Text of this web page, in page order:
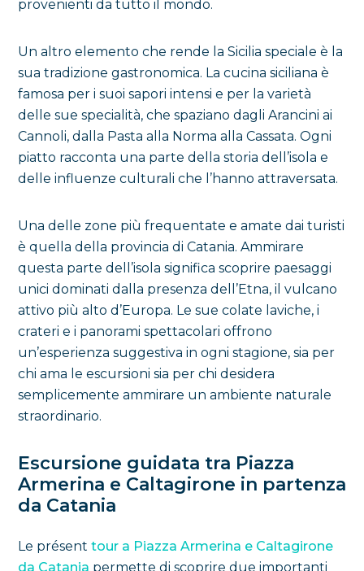
provenienti da tutto il mondo.
Un altro elemento che rende la Sicilia speciale è la
sua tradizione gastronomica. La cucina siciliana è
famosa per i suoi sapori intensi e per la varietà
delle sue specialità, che spaziano dagli Arancini ai
Cannoli, dalla Pasta alla Norma alla Cassata. Ogni
piatto racconta una parte della storia dell’isola e
delle influenze culturali che l’hanno attraversata.
Una delle zone più frequentate e amate dai turisti
è quella della provincia di Catania. Ammirare
questa parte dell’isola significa scoprire paesaggi
unici dominati dalla presenza dell’Etna, il vulcano
attivo più alto d’Europa. Le sue colate laviche, i
crateri e i panorami spettacolari offrono
un’esperienza suggestiva in ogni stagione, sia per
chi ama le escursioni sia per chi desidera
semplicemente ammirare un ambiente naturale
straordinario.
Escursione guidata tra Piazza
Armerina e Caltagirone in partenza
da Catania
Le présent tour a Piazza Armerina e Caltagirone
da Catania permette di scoprire due importanti